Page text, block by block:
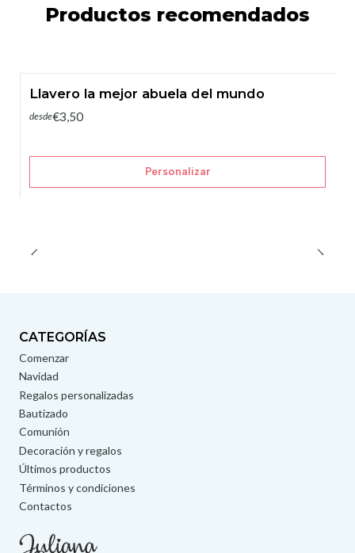
Productos recomendados
Llavero la mejor abuela del mundo
desde€3,50
Personalizar
CATEGORÍAS
Comenzar
Navidad
Regalos personalizadas
Bautizado
Comunión
Decoración y regalos
Últimos productos
Términos y condiciones
Contactos